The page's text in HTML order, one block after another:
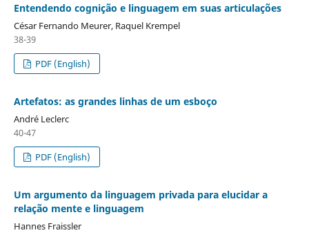
Entendendo cognição e linguagem em suas articulações
César Fernando Meurer, Raquel Krempel
38-39
PDF (English)
Artefatos: as grandes linhas de um esboço
André Leclerc
40-47
PDF (English)
Um argumento da linguagem privada para elucidar a
relação mente e linguagem
Hannes Fraissler